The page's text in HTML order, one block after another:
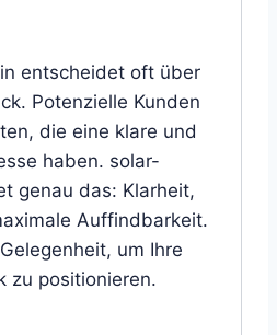
entscheidet oft über
Potenzielle Kunden
die eine klare und
haben. solar-
genau das: Klarheit,
Auffindbarkeit.
um Ihre
zu positionieren.